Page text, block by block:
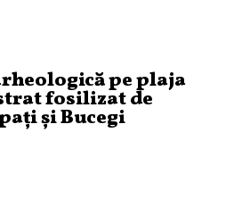
pe plaja
fosilizat de
și Bucegi